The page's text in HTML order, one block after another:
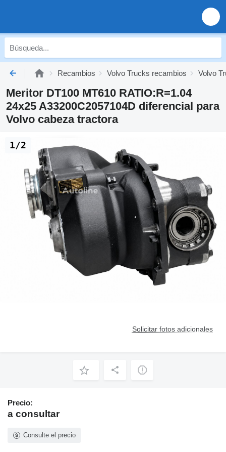
Recambios Volvo Trucks recambios Volvo
Meritor DT100 MT610 RATIO:R=1.04
24x25 A33200C2057104D diferencial para
Volvo cabeza tractora
Solicitar fotos adicionales
1/2
Precio:
a consultar
Consulte el precio